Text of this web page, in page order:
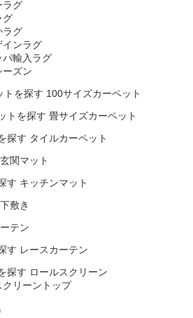
ラグ
グ
ラグ
インラグ
パ輸入ラグ
ーズン
100サイズカーペット
畳サイズカーペット
タイルカーペット
玄関マット
キッチンマット
敷き
テン
レースカーテン
ロールスクリーン
クリーントップ